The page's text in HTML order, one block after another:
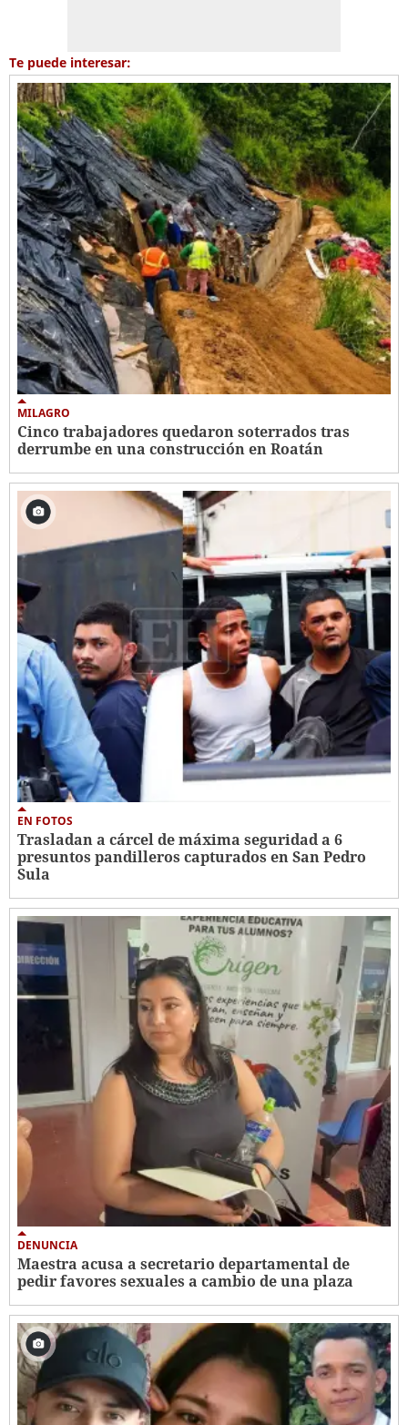
Te puede interesar:
MILAGRO
Cinco trabajadores quedaron soterrados tras
derrumbe en una construcción en Roatán
EN FOTOS
Trasladan a cárcel de máxima seguridad a 6
presuntos pandilleros capturados en San Pedro
Sula
DENUNCIA
Maestra acusa a secretario departamental de
pedir favores sexuales a cambio de una plaza